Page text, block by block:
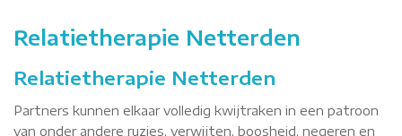
Relatietherapie Netterden
Relatietherapie Netterden
Partners kunnen elkaar volledig kwijtraken in een patroon
van onder andere ruzies, verwijten, boosheid, negeren en